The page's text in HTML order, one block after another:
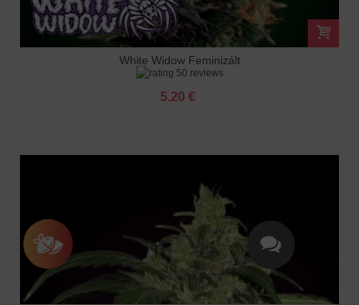
White Widow Feminizált
50 reviews
5.20 €